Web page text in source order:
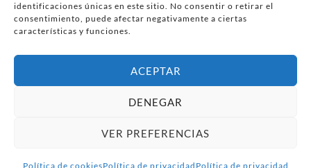
identificaciones únicas en este sitio. No consentir o retirar el
consentimiento, puede afectar negativamente a ciertas
características y funciones.
ACEPTAR
DENEGAR
VER PREFERENCIAS
Política de cookiesPolítica de privacidad Política de privacidad
Agenda de eventos y planes en el Bierzo. información,
ocio, cultura y gastronomía en Ponferrada y la
© PonferradaHoy.com desde 2015 - | Magazine de ocio en la
comarca del Bierzo
Más información sobre las cookies